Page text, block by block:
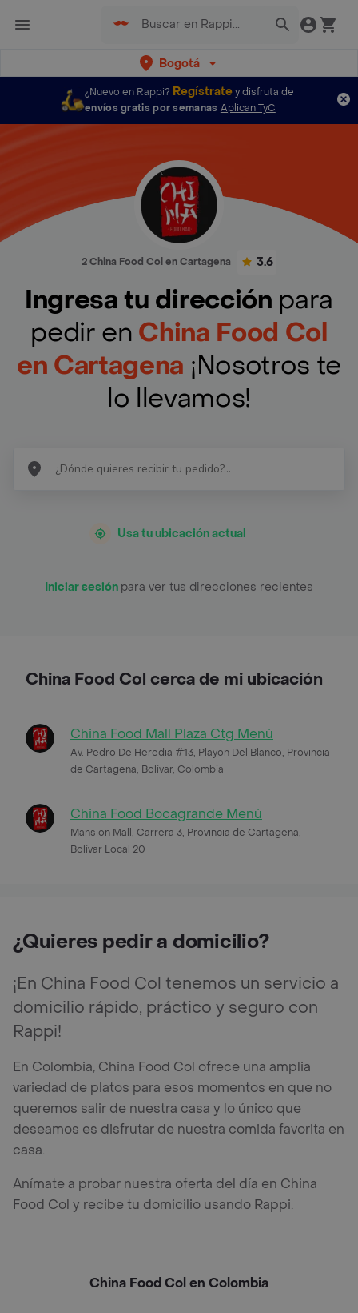
Bogotá
¿Nuevo en Rappi? Regístratey disfruta de
envíos gratis por semanas Aplican TyC
2 China Food Col en Cartagena 3.6
Ingresa tu dirección para
pedir en China Food Col
en Cartagena ¡Nosotros te
lo llevamos!
Usa tu ubicación actual
Iniciar sesión para ver tus direcciones recientes
China Food Col cerca de mi ubicación
China Food Mall Plaza Ctg Menú
Av. Pedro De Heredia #13, Playon Del Blanco, Provincia
de Cartagena, Bolívar, Colombia
China Food Bocagrande Menú
Mansion Mall, Carrera 3, Provincia de Cartagena,
Bolívar Local 20
¿Quieres pedir a domicilio?
¡En China Food Col tenemos un servicio a
domicilio rápido, práctico y seguro con
Rappi!
En Colombia, China Food Col ofrece una amplia
variedad de platos para esos momentos en que no
queremos salir de nuestra casa y lo único que
deseamos es disfrutar de nuestra comida favorita en
casa.
Anímate a probar nuestra oferta del día en China
Food Col y recibe tu domicilio usando Rappi.
China Food Col en Colombia